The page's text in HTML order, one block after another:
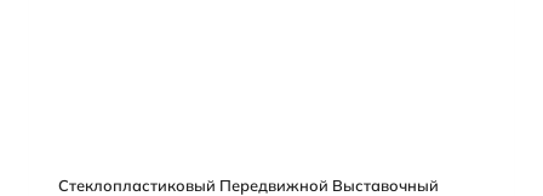
Стеклопластиковый Передвижной Выставочный